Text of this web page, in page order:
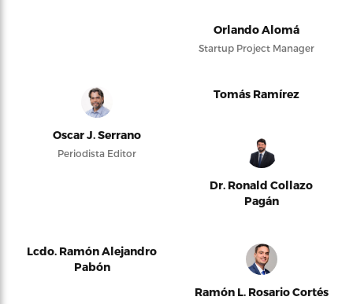
Orlando Alomá
Startup Project Manager
Oscar J. Serrano
Periodista Editor
Tomás Ramírez
Dr. Ronald Collazo
Pagán
Lcdo. Ramón Alejandro
Pabón
Ramón L. Rosario Cortés